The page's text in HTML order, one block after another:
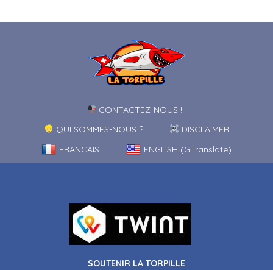
CONTACTEZ-NOUS !!!
QUI SOMMES-NOUS ?
DISCLAIMER
FRANCAIS
ENGLISH (GTranslate)
SOUTENIR LA TORPILLE